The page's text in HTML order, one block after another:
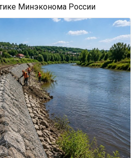
Минэконома России